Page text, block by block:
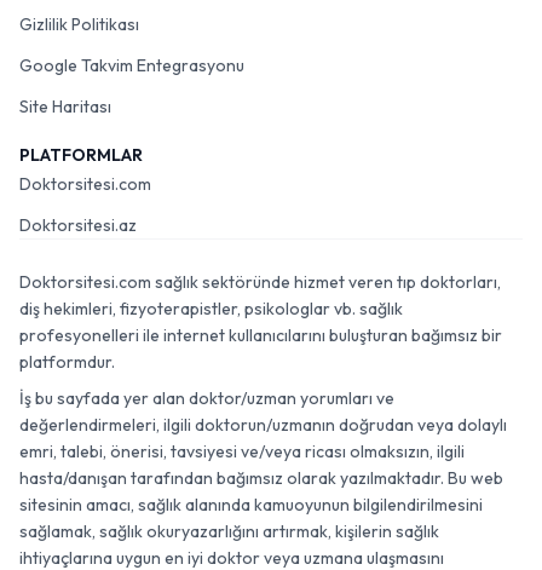
Gizlilik Politikası
Google Takvim Entegrasyonu
Site Haritası
PLATFORMLAR
Doktorsitesi.com
Doktorsitesi.az
Doktorsitesi.com sağlık sektöründe hizmet veren tıp doktorları,
diş hekimleri, fizyoterapistler, psikologlar vb. sağlık
profesyonelleri ile internet kullanıcılarını buluşturan bağımsız bir
platformdur.
İş bu sayfada yer alan doktor/uzman yorumları ve
değerlendirmeleri, ilgili doktorun/uzmanın doğrudan veya dolaylı
emri, talebi, önerisi, tavsiyesi ve/veya ricası olmaksızın, ilgili
hasta/danışan tarafından bağımsız olarak yazılmaktadır. Bu web
sitesinin amacı, sağlık alanında kamuoyunun bilgilendirilmesini
sağlamak, sağlık okuryazarlığını artırmak, kişilerin sağlık
ihtiyaçlarına uygun en iyi doktor veya uzmana ulaşmasını